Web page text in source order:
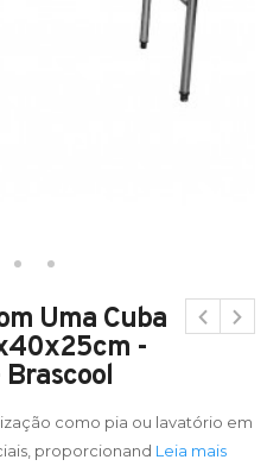
Uma Cuba
-
como pia ou lavatório em
proporcionand Leia mais